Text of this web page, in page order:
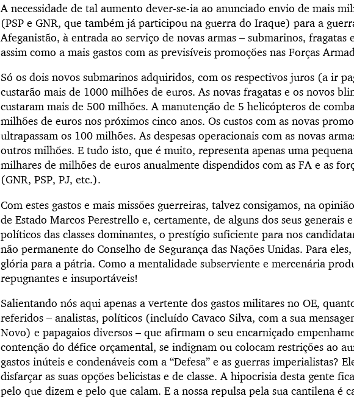
A necessidade de tal aumento dever-se-ia ao anunciado envio de mais
(PSP e GNR, que também já participou na guerra do Iraque) para a
Afeganistão, à entrada ao serviço de novas armas – submarinos, fragatas
assim como a mais gastos com as previsíveis promoções nas Forças
Só os dois novos submarinos adquiridos, com os respectivos juros (a ir
custarão mais de 1000 milhões de euros. As novas fragatas e os novos
custaram mais de 500 milhões. A manutenção de 5 helicópteros de
milhões de euros nos próximos cinco anos. Os custos com as novas
ultrapassam os 100 milhões. As despesas operacionais com as novas
outros milhões. E tudo isto, que é muito, representa apenas uma
milhares de milhões de euros anualmente dispendidos com as FA e as
(GNR, PSP, PJ, etc.).
Com estes gastos e mais missões guerreiras, talvez consigamos, na
de Estado Marcos Perestrello e, certamente, de alguns dos seus generais
políticos das classes dominantes, o prestígio suficiente para nos
não permanente do Conselho de Segurança das Nações Unidas. Para
glória para a pátria. Como a mentalidade subserviente e mercenária
repugnantes e insuportáveis!
Salientando nós aqui apenas a vertente dos gastos militares no OE,
referidos – analistas, políticos (incluído Cavaco Silva, com a sua
Novo) e papagaios diversos – que afirmam o seu encarniçado
contenção do défice orçamental, se indignam ou colocam restrições ao
gastos inúteis e condenáveis com a “Defesa” e as guerras imperialistas?
disfarçar as suas opções belicistas e de classe. A hipocrisia desta gente
pelo que dizem e pelo que calam. E a nossa repulsa pela sua cantilena é